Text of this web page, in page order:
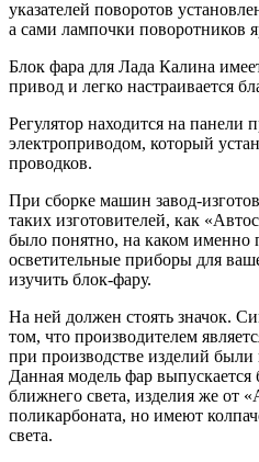
указателей поворотов
а сами лампочки поворотников
Блок фара для Лада Калина
привод и легко настраивается
Регулятор находится на панели
электроприводом, который
проводков.
При сборке машин завод-
таких изготовителей, как
было понятно, на каком именно
осветительные приборы для
изучить блок-фару.
На ней должен стоять значок.
том, что производителем
при производстве изделий были
Данная модель фар выпускается
ближнего света, изделия же от
поликарбоната, но имеют
света.